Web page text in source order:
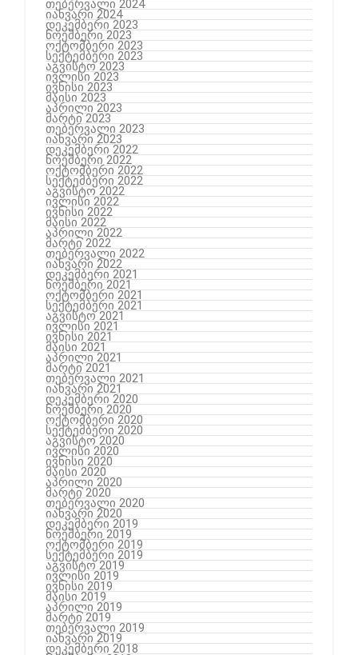
თებერვალი 2024
იანვარი 2024
დეკემბერი 2023
ნოემბერი 2023
ოქტომბერი 2023
სექტემბერი 2023
აგვისტო 2023
ივლისი 2023
ივნისი 2023
მაისი 2023
აპრილი 2023
მარტი 2023
თებერვალი 2023
იანვარი 2023
დეკემბერი 2022
ნოემბერი 2022
ოქტომბერი 2022
სექტემბერი 2022
აგვისტო 2022
ივლისი 2022
ივნისი 2022
მაისი 2022
აპრილი 2022
მარტი 2022
თებერვალი 2022
იანვარი 2022
დეკემბერი 2021
ნოემბერი 2021
ოქტომბერი 2021
სექტემბერი 2021
აგვისტო 2021
ივლისი 2021
ივნისი 2021
მაისი 2021
აპრილი 2021
მარტი 2021
თებერვალი 2021
იანვარი 2021
დეკემბერი 2020
ნოემბერი 2020
ოქტომბერი 2020
სექტემბერი 2020
აგვისტო 2020
ივლისი 2020
ივნისი 2020
მაისი 2020
აპრილი 2020
მარტი 2020
თებერვალი 2020
იანვარი 2020
დეკემბერი 2019
ნოემბერი 2019
ოქტომბერი 2019
სექტემბერი 2019
აგვისტო 2019
ივლისი 2019
ივნისი 2019
მაისი 2019
აპრილი 2019
მარტი 2019
თებერვალი 2019
იანვარი 2019
დეკემბერი 2018